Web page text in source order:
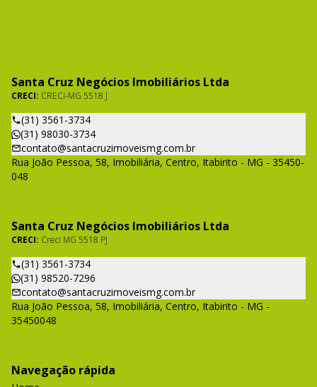
Santa Cruz Negócios Imobiliários Ltda
CRECI: CRECI-MG 5518 J
(31) 3561-3734
(31) 98030-3734
contato@santacruzimoveismg.com.br
Rua João Pessoa, 58, Imobiliária, Centro, Itabirito - MG - 35450-
048
Santa Cruz Negócios Imobiliários Ltda
CRECI: Creci MG 5518 PJ
(31) 3561-3734
(31) 98520-7296
contato@santacruzimoveismg.com.br
Rua João Pessoa, 58, Imobiliária, Centro, Itabirito - MG -
35450048
Navegação rápida